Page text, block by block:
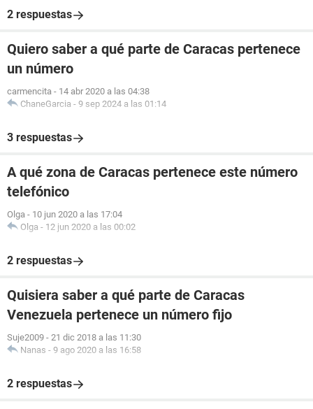
2 respuestas
Quiero saber a qué parte de Caracas pertenece
un número
carmencita - 14 abr 2020 a las 04:38
ChaneGarcia - 9 sep 2024 a las 01:14
3 respuestas
A qué zona de Caracas pertenece este número
telefónico
Olga - 10 jun 2020 a las 17:04
Olga - 12 jun 2020 a las 00:02
2 respuestas
Quisiera saber a qué parte de Caracas
Venezuela pertenece un número fijo
Suje2009 - 21 dic 2018 a las 11:30
Nanas - 9 ago 2020 a las 16:58
2 respuestas